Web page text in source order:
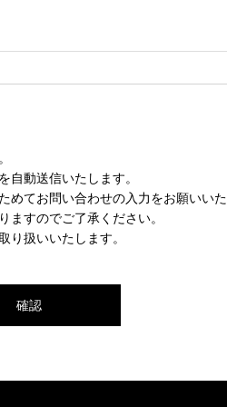
自動送信いたします。
めてお問い合わせの入力をお願いい
ますのでご了承ください。
り扱いいたします。
確認